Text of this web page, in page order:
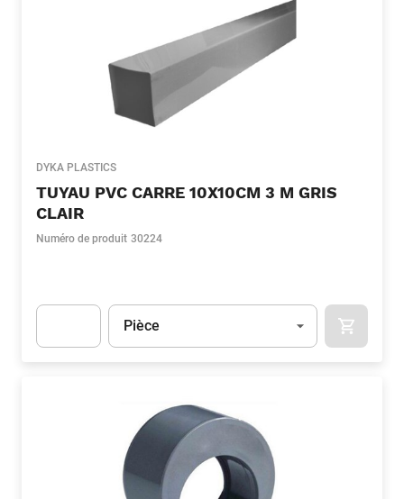
DYKA PLASTICS
TUYAU PVC CARRE 10X10CM 3 M GRIS
CLAIR
Numéro de produit 30224
Unité
Pièce